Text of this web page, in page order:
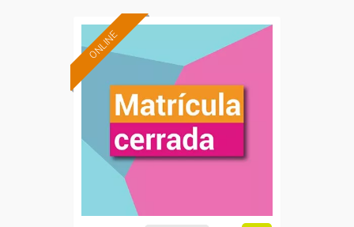
ONLINE